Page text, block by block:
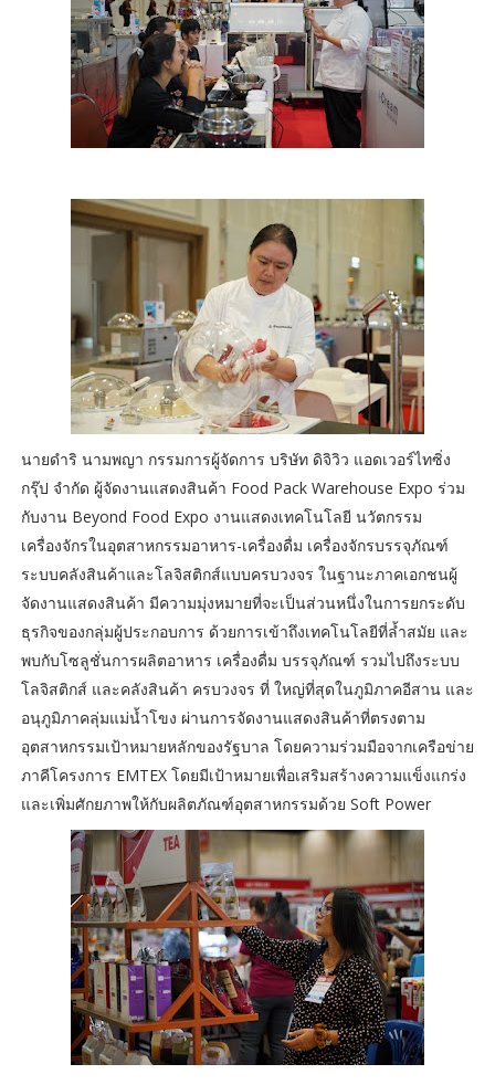
นายดำริ นามพญา กรรมการผู้จัดการ บริษัท ดิจิวิว แอดเวอร์ไทซิ่ง
กรุ๊ป จำกัด ผู้จัดงานแสดงสินค้า Food Pack Warehouse Expo ร่วม
กับงาน Beyond Food Expo งานแสดงเทคโนโลยี นวัตกรรม
เครื่องจักรในอุตสาหกรรมอาหาร-เครื่องดื่ม เครื่องจักรบรรจุภัณฑ์
ระบบคลังสินค้าและโลจิสติกส์แบบครบวงจร ในฐานะภาคเอกชนผู้
จัดงานแสดงสินค้า มีความมุ่งหมายที่จะเป็นส่วนหนึ่งในการยกระดับ
ธุรกิจของกลุ่มผู้ประกอบการ ด้วยการเข้าถึงเทคโนโลยีที่ล้ำสมัย และ
พบกับโซลูชั่นการผลิตอาหาร เครื่องดื่ม บรรจุภัณฑ์ รวมไปถึงระบบ
โลจิสติกส์ และคลังสินค้า ครบวงจร ที่ ใหญ่ที่สุดในภูมิภาคอีสาน และ
อนุภูมิภาคลุ่มแม่น้ำโขง ผ่านการจัดงานแสดงสินค้าที่ตรงตาม
อุตสาหกรรมเป้าหมายหลักของรัฐบาล โดยความร่วมมือจากเครือข่าย
ภาคีโครงการ EMTEX โดยมีเป้าหมายเพื่อเสริมสร้างความแข็งแกร่ง
และเพิ่มศักยภาพให้กับผลิตภัณฑ์อุตสาหกรรมด้วย Soft Power